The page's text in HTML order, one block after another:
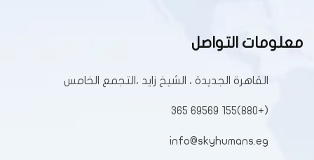
معلومات التواصل
القاهرة الجديدة ، الشيخ زايد ،التجمع الخامس
(+880)155 69569 365
info@skyhumans.eg